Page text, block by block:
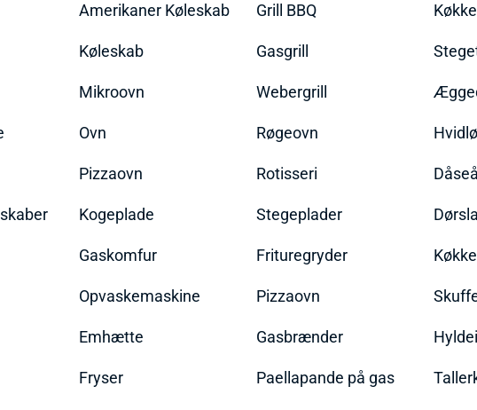
Amerikaner Køleskab
Køleskab
Mikroovn
Ovn
Pizzaovn
Kogeplade
Gaskomfur
Opvaskemaskine
Emhætte
Fryser
Grill BBQ
Gasgrill
Webergrill
Røgeovn
Rotisseri
Stegeplader
Frituregryder
Pizzaovn
Gasbrænder
Paellapande på gas